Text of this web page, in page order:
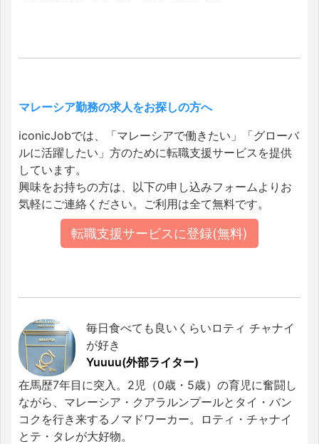
マレーシア勤務の求人をお探しの方へ
iconicJobでは、「マレーシアで働きたい」「グローバ
ルに活躍したい」方のために転職支援サービスを提供
しています。
興味をお持ちの方は、以下の申し込みフォームよりお
気軽にご連絡ください。ご利用は全て無料です。
転職支援サービスに登録(無料)
毎日食べても良いくらいロティ チャナイ
が好き
Yuuuu(外部ライター)
在馬歴7年目に突入。2児（0歳・5歳）の育児に奮闘し
ながら、マレーシア・クアラルンプールとタイ・バン
コクを行き来するノマドワーカー。ロティ・チャナイ
とテ・タレが大好物。